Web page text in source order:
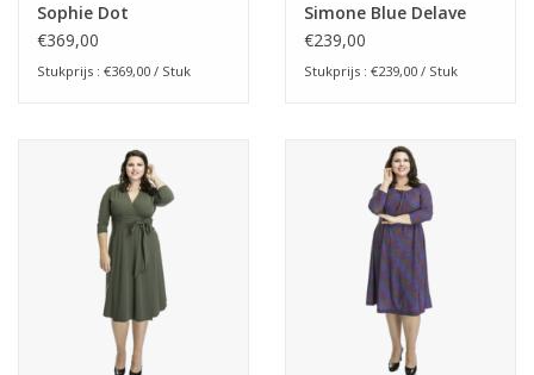
Sophie Dot
€369,00
Stukprijs : €369,00 / Stuk
Simone Blue Delave
€239,00
Stukprijs : €239,00 / Stuk